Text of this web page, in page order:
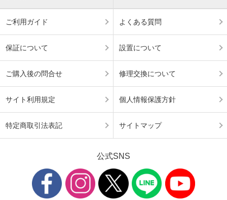
ご利用ガイド よくある質問
保証について 設置について
ご購入後の問合せ 修理交換について
サイト利用規定 個人情報保護方針
特定商取引法表記 サイトマップ
公式SNS